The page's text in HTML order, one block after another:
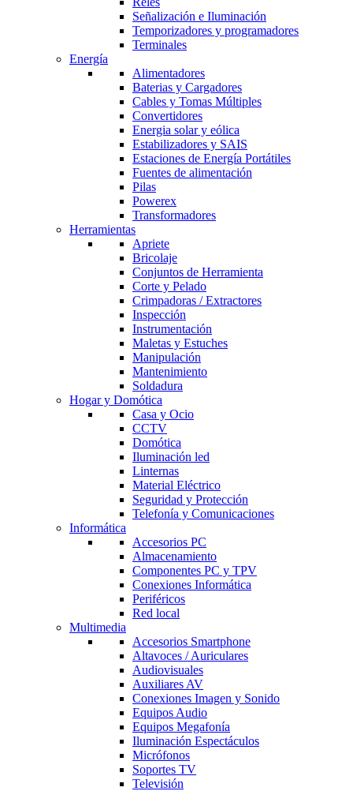
Señalización e Iluminación
Temporizadores y programadores
Terminales
Energía
Alimentadores
Baterias y Cargadores
Cables y Tomas Múltiples
Convertidores
Energia solar y eólica
Estabilizadores y SAIS
Estaciones de Energía Portátiles
Fuentes de alimentación
Pilas
Powerex
Transformadores
Herramientas
Apriete
Bricolaje
Conjuntos de Herramienta
Corte y Pelado
Crimpadoras / Extractores
Inspección
Instrumentación
Maletas y Estuches
Manipulación
Mantenimiento
Soldadura
Hogar y Domótica
Casa y Ocio
CCTV
Domótica
Iluminación led
Linternas
Material Eléctrico
Seguridad y Protección
Telefonía y Comunicaciones
Informática
Accesorios PC
Almacenamiento
Componentes PC y TPV
Conexiones Informática
Periféricos
Red local
Multimedia
Accesorios Smartphone
Altavoces / Auriculares
Audiovisuales
Auxiliares AV
Conexiones Imagen y Sonido
Equipos Audio
Equipos Megafonía
Iluminación Espectáculos
Micrófonos
Soportes TV
Televisión